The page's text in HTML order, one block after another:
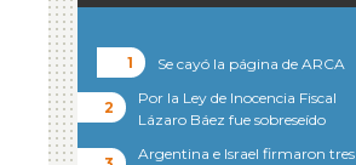
Se cayó la página de ARCA
Por la Ley de Inocencia Fiscal
Lázaro Báez fue sobreseído
Argentina e Israel firmaron tres